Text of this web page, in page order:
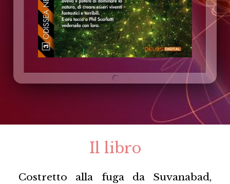
Il libro
Costretto alla fuga da Suvanabad,